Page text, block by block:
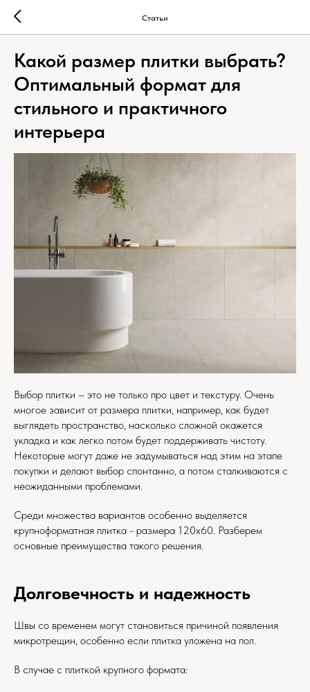
Статьи
Какой размер плитки выбрать?
Оптимальный формат для
стильного и практичного
интерьера
Выбор плитки – это не только про цвет и текстуру. Очень
многое зависит от размера плитки, например, как будет
выглядеть пространство, насколько сложной окажется
укладка и как легко потом будет поддерживать чистоту.
Некоторые могут даже не задумываться над этим на этапе
покупки и делают выбор спонтанно, а потом сталкиваются с
неожиданными проблемами.
Среди множества вариантов особенно выделяется
крупноформатная плитка - размера 120х60. Разберем
основные преимущества такого решения.
Долговечность и надежность
Швы со временем могут становиться причиной появления
микротрещин, особенно если плитка уложена на пол.
В случае с плиткой крупного формата: